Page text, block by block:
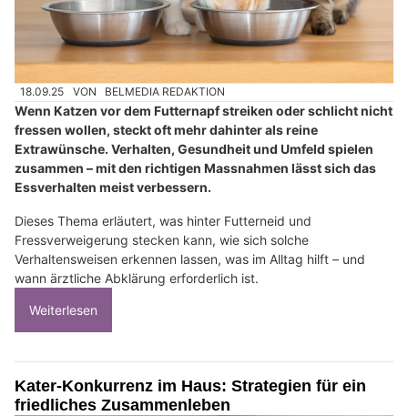
18.09.25 VON BELMEDIA REDAKTION
Wenn Katzen vor dem Futternapf streiken oder schlicht nicht
fressen wollen, steckt oft mehr dahinter als reine
Extrawünsche. Verhalten, Gesundheit und Umfeld spielen
zusammen – mit den richtigen Massnahmen lässt sich das
Essverhalten meist verbessern.
Dieses Thema erläutert, was hinter Futterneid und
Fressverweigerung stecken kann, wie sich solche
Verhaltensweisen erkennen lassen, was im Alltag hilft – und
wann ärztliche Abklärung erforderlich ist.
Weiterlesen
Kater-Konkurrenz im Haus: Strategien für ein
friedliches Zusammenleben